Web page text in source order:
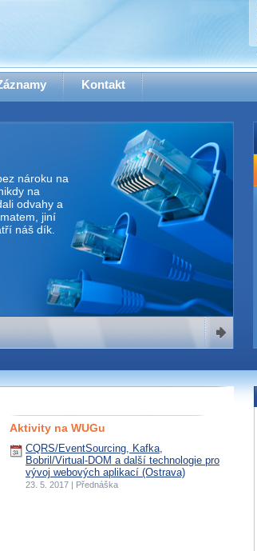
Kontakt
nároku na
na
odvahy a
jiní
náš dík.
Aktivity na WUGu
CQRS/EventSourcing, Kafka,
Bobril/Virtual-DOM a další technologie pro
vývoj webových aplikací (Ostrava)
23. 5. 2017 | Přednáška